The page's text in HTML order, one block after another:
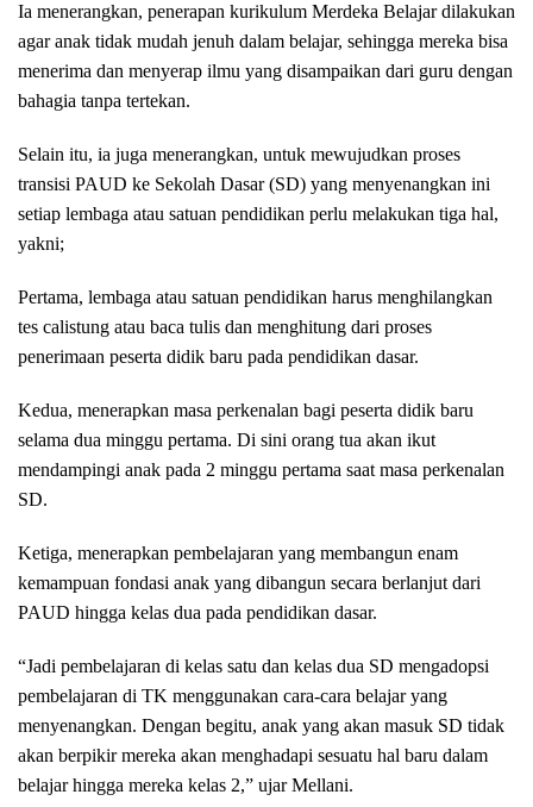
Ia menerangkan, penerapan kurikulum Merdeka Belajar dilakukan
agar anak tidak mudah jenuh dalam belajar, sehingga mereka bisa
menerima dan menyerap ilmu yang disampaikan dari guru dengan
bahagia tanpa tertekan.
Selain itu, ia juga menerangkan, untuk mewujudkan proses
transisi PAUD ke Sekolah Dasar (SD) yang menyenangkan ini
setiap lembaga atau satuan pendidikan perlu melakukan tiga hal,
yakni;
Pertama, lembaga atau satuan pendidikan harus menghilangkan
tes calistung atau baca tulis dan menghitung dari proses
penerimaan peserta didik baru pada pendidikan dasar.
Kedua, menerapkan masa perkenalan bagi peserta didik baru
selama dua minggu pertama. Di sini orang tua akan ikut
mendampingi anak pada 2 minggu pertama saat masa perkenalan
SD.
Ketiga, menerapkan pembelajaran yang membangun enam
kemampuan fondasi anak yang dibangun secara berlanjut dari
PAUD hingga kelas dua pada pendidikan dasar.
“Jadi pembelajaran di kelas satu dan kelas dua SD mengadopsi
pembelajaran di TK menggunakan cara-cara belajar yang
menyenangkan. Dengan begitu, anak yang akan masuk SD tidak
akan berpikir mereka akan menghadapi sesuatu hal baru dalam
belajar hingga mereka kelas 2,” ujar Mellani.